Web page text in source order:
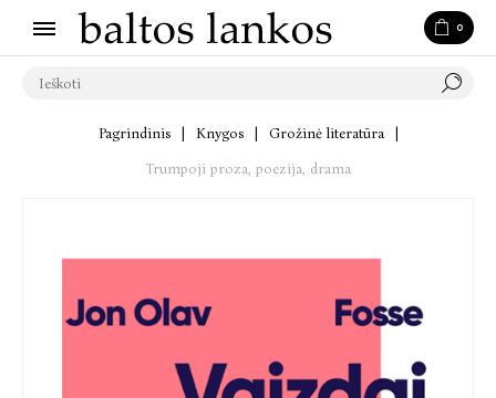
0
Pagrindinis Knygos Grožinė literatūra
Trumpoji proza, poezija, drama